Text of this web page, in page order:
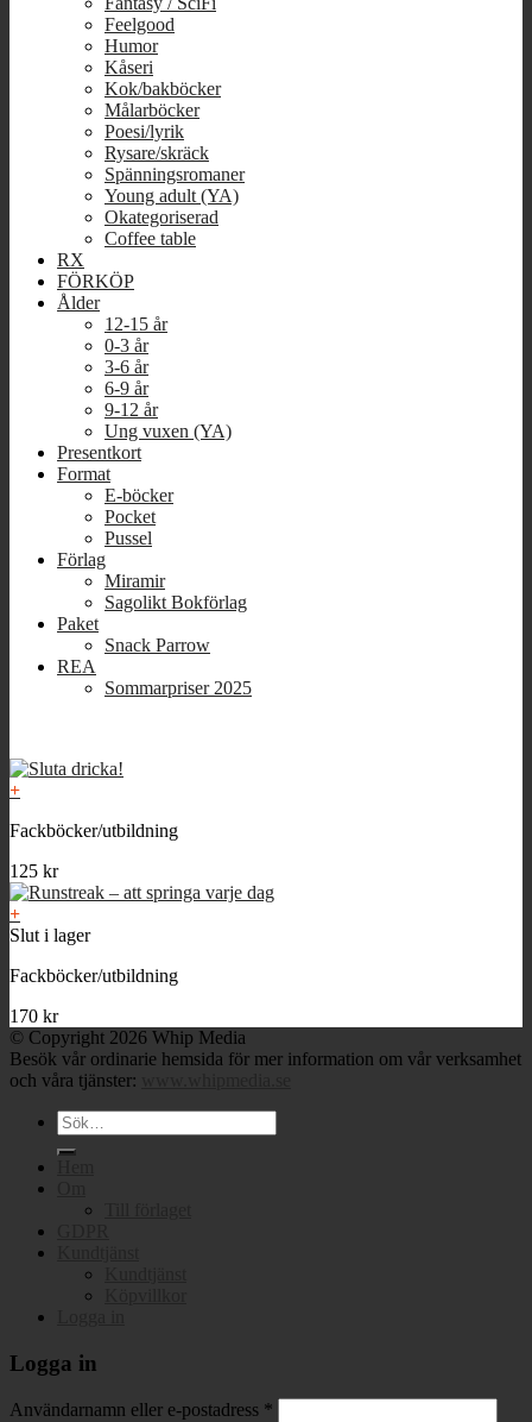
Feelgood
Humor
Kåseri
Kok/bakböcker
Målarböcker
Poesi/lyrik
Rysare/skräck
Spänningsromaner
Young adult (YA)
Okategoriserad
Coffee table
RX
FÖRKÖP
Ålder
12-15 år
0-3 år
3-6 år
6-9 år
9-12 år
Ung vuxen (YA)
Presentkort
Format
E-böcker
Pocket
Pussel
Förlag
Miramir
Sagolikt Bokförlag
Paket
Snack Parrow
REA
Sommarpriser 2025
+
Fackböcker/utbildning
125 kr
+
Slut i lager
Fackböcker/utbildning
170 kr
© Copyright 2026 Whip Media
Besök vår ordinarie hemsida för mer information om vår verksamhet
och våra tjänster:
Sök
efter:
Logga in
Användarnamn eller e-postadress *